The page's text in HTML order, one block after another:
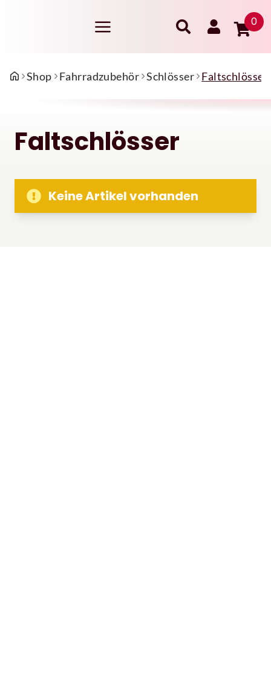
0
Shop Fahrradzubehör Schlösser Faltschlösser
Faltschlösser
Keine Artikel vorhanden